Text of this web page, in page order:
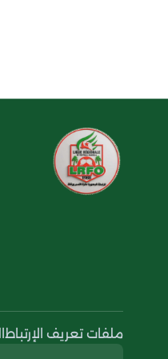
ملفات تعريف الإرتباط